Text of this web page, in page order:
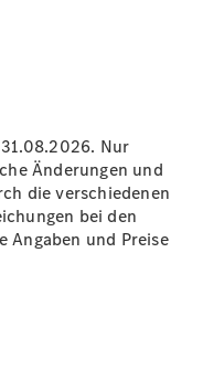
Nur
Änderungen und
die verschiedenen
bei den
Angaben und Preise